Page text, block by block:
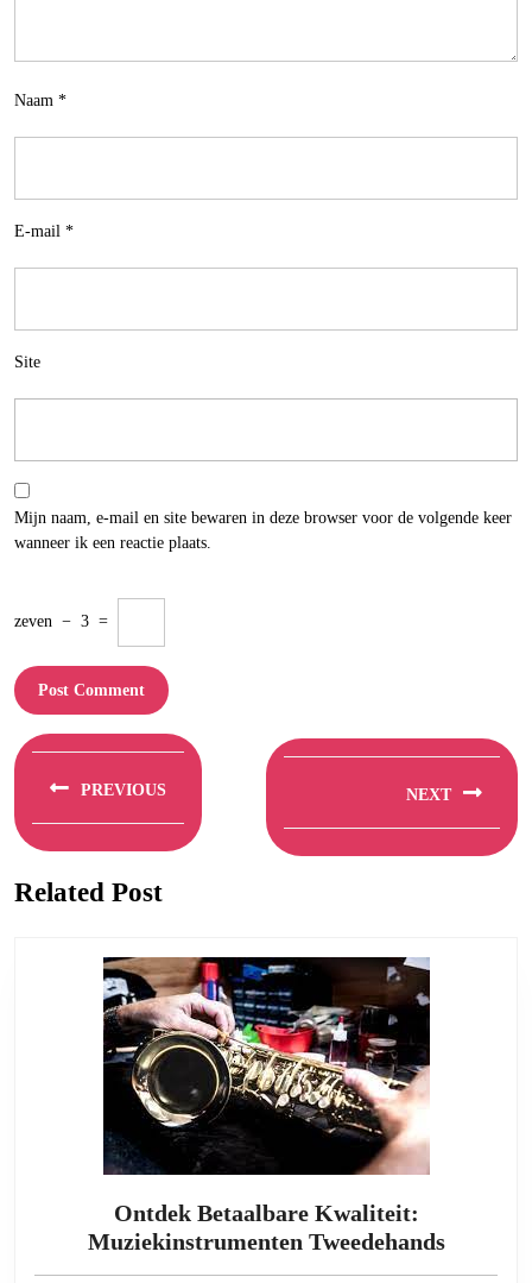
Naam *
E-mail *
Site
Mijn naam, e-mail en site bewaren in deze browser voor de volgende keer
wanneer ik een reactie plaats.
zeven − 3 =
Berichtnavigatie
PREVIOUS
post:
NEXT
post:
Related Post
Ontdek Betaalbare Kwaliteit:
Muziekinstrumenten TweedehandsOntdek